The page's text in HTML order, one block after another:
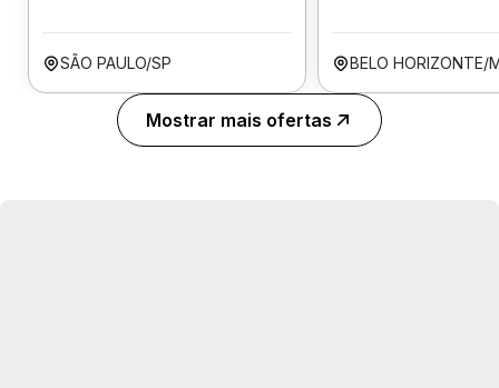
SÃO PAULO/SP BELO HORIZONTE/
Mostrar mais ofertas